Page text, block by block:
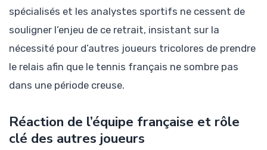
spécialisés et les analystes sportifs ne cessent de
souligner l’enjeu de ce retrait, insistant sur la
nécessité pour d’autres joueurs tricolores de prendre
le relais afin que le tennis français ne sombre pas
dans une période creuse.
Réaction de l’équipe française et rôle
clé des autres joueurs